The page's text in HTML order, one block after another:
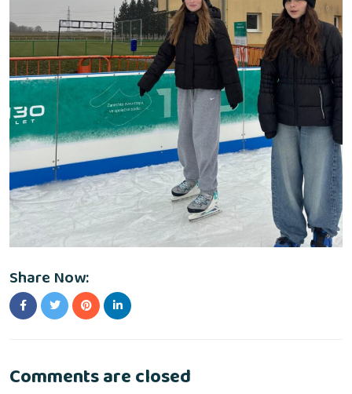
Share Now:
Comments are closed